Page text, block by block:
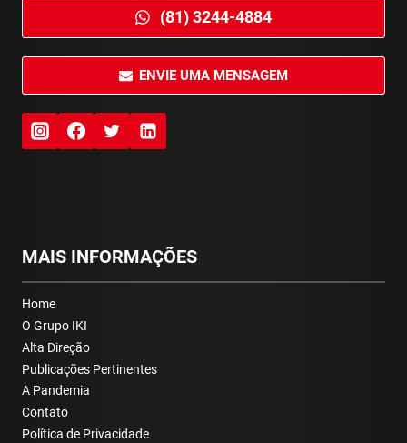
(81) 3244-4884
ENVIE UMA MENSAGEM
MAIS INFORMAÇÕES
Home
O Grupo IKI
Alta Direção
Publicações Pertinentes
A Pandemia
Contato
Política de Privacidade